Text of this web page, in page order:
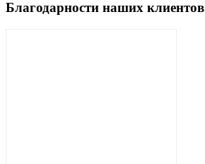
Благодарности наших клиентов